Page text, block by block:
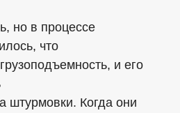
но в процессе
что
и его
штурмовки. Когда они